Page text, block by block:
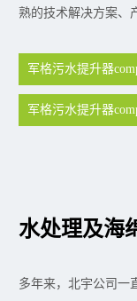
熟的技术解决方案、
军格污水提升器
军格污水提升器
水处理及海
多年来，北宇公司一